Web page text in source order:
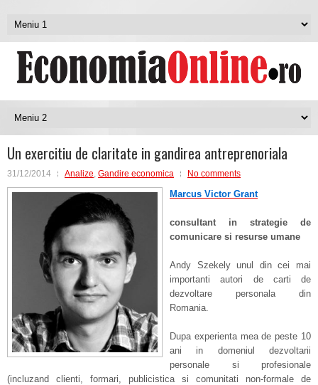
Un exercitiu de claritate in gandirea antreprenoriala
31/12/2014 Analize, Gandire economica No comments
Marcus Victor Grant
consultant in strategie de
comunicare si resurse umane
Andy Szekely unul din cei mai
importanti autori de carti de
dezvoltare personala din
Romania.
Dupa experienta mea de peste 10
ani in domeniul dezvoltarii
personale si profesionale
(incluzand clienti, formari, publicistica si comunitati non-formale de